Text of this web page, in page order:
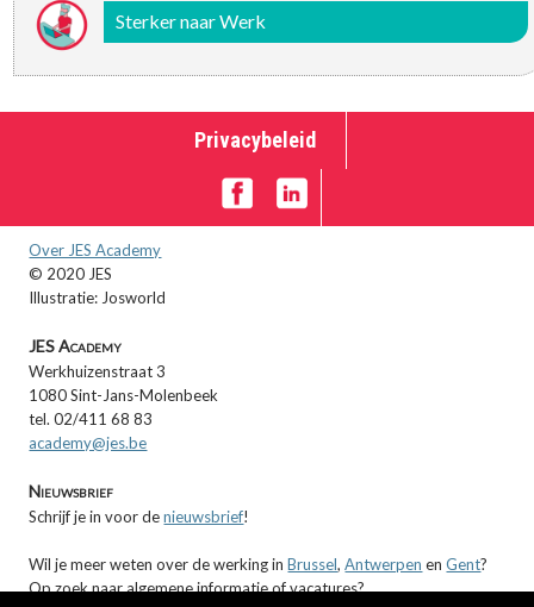
Sterker naar Werk
Privacybeleid
Over JES Academy
© 2020 JES
Illustratie: Josworld
JES Academy
Werkhuizenstraat 3
1080 Sint-Jans-Molenbeek
tel. 02/411 68 83
academy@jes.be
Nieuwsbrief
Schrijf je in voor denieuwsbrief!
Wil je meer weten over de werking inBrussel,Antwerpen enGent?
Op zoek naar algemene informatie of vacatures?